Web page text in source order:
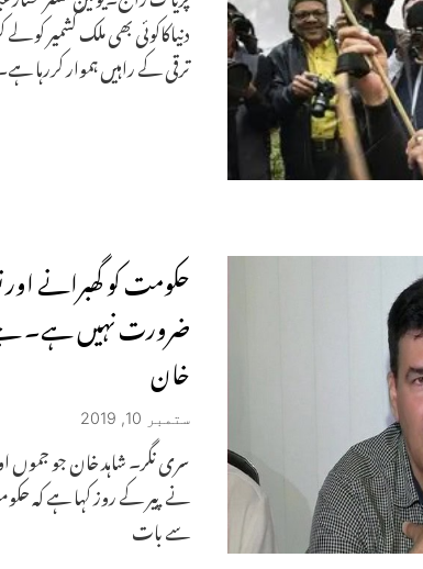
دنیاکاکوئی بھی ملک کشمیر کو
ترقی کے راہیں ہموار کررہا
حکومت کو گھبرانے
ضرورت نہیں ہے۔ جے
خان
ستمبر 10, 2019
نے پیر کے روز کہا ہے کہ
سے بات